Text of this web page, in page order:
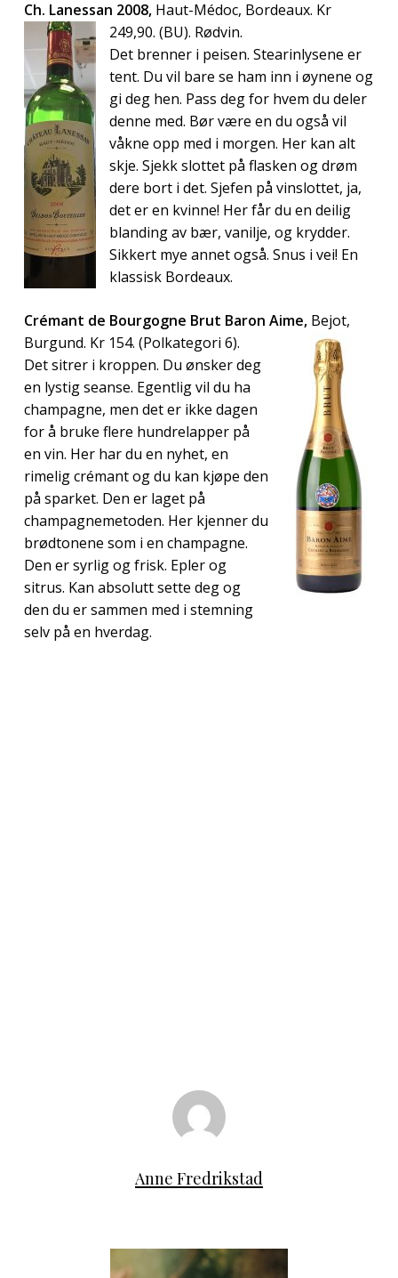
Ch. Lanessan 2008, Haut-Médoc, Bordeaux. Kr
249,90. (BU). Rødvin.
Det brenner i peisen. Stearinlysene er
tent. Du vil bare se ham inn i øynene og
gi deg hen. Pass deg for hvem du deler
denne med. Bør være en du også vil
våkne opp med i morgen. Her kan alt
skje. Sjekk slottet på flasken og drøm
dere bort i det. Sjefen på vinslottet, ja,
det er en kvinne! Her får du en deilig
blanding av bær, vanilje, og krydder.
Sikkert mye annet også. Snus i vei! En
klassisk Bordeaux.
Crémant de Bourgogne Brut Baron Aime, Bejot,
Burgund. Kr 154. (Polkategori 6).
Det sitrer i kroppen. Du ønsker deg
en lystig seanse. Egentlig vil du ha
champagne, men det er ikke dagen
for å bruke flere hundrelapper på
en vin. Her har du en nyhet, en
rimelig crémant og du kan kjøpe den
på sparket. Den er laget på
champagnemetoden. Her kjenner du
brødtonene som i en champagne.
Den er syrlig og frisk. Epler og
sitrus. Kan absolutt sette deg og
den du er sammen med i stemning
selv på en hverdag.
Anne Fredrikstad